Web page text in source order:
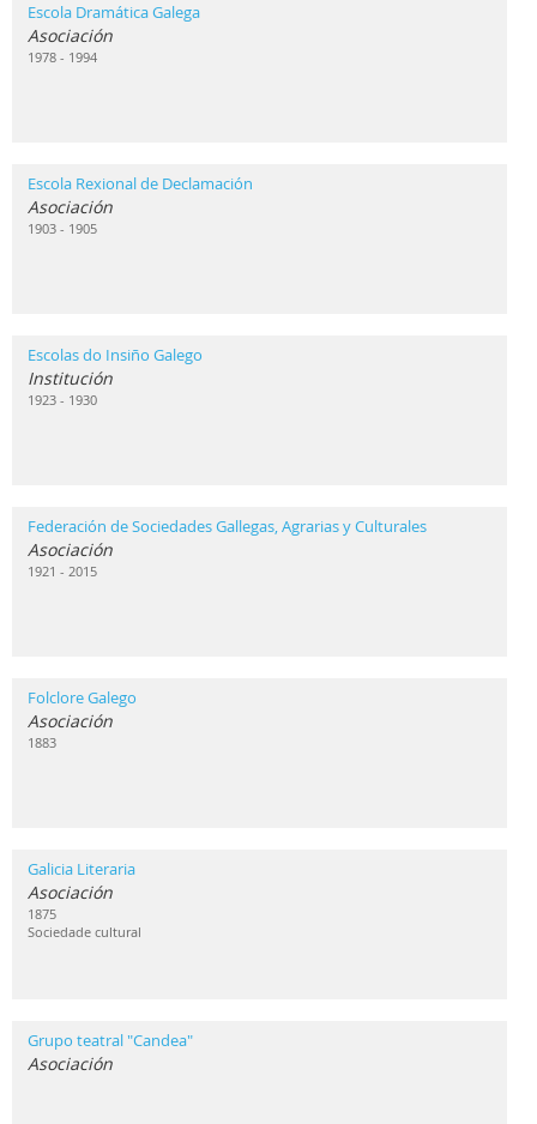
Escola Dramática Galega
Asociación
1978 - 1994
Escola Rexional de Declamación
Asociación
1903 - 1905
Escolas do Insiño Galego
Institución
1923 - 1930
Federación de Sociedades Gallegas, Agrarias y Culturales
Asociación
1921 - 2015
Folclore Galego
Asociación
1883
Galicia Literaria
Asociación
1875
Sociedade cultural
Grupo teatral "Candea"
Asociación